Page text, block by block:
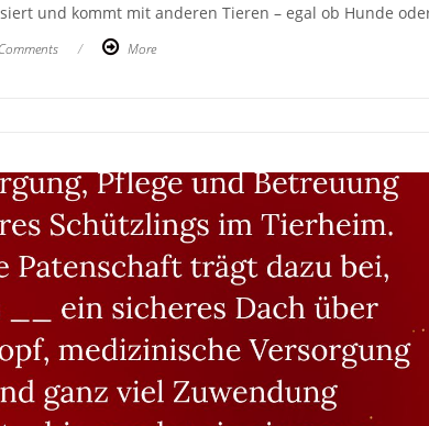
und kommt mit anderen Tieren – egal ob Hunde
/ More